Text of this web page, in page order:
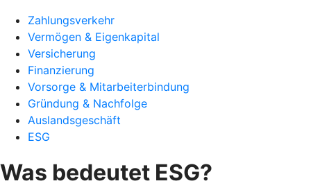
Zahlungsverkehr
Vermögen & Eigenkapital
Versicherung
Finanzierung
Vorsorge & Mitarbeiterbindung
Gründung & Nachfolge
Auslandsgeschäft
ESG
Was bedeutet ESG?